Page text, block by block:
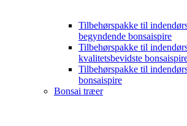
Tilbehørspakke til
begyndende bonsaispire
Tilbehørspakke til
kvalitetsbevidste
Tilbehørspakke til
bonsaispire
Bonsai træer